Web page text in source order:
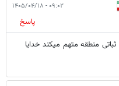
۰۹:۰۲ - ۱۴۰۵/۰۴/۱۸
پاسخ
منطقه متهم میکند خدایا